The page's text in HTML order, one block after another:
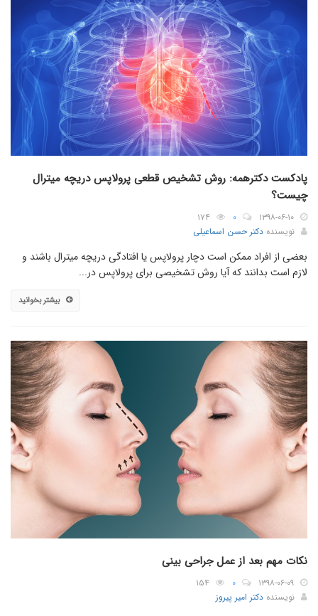
پادکست دکترهمه: روش تشخیص قطعی پرولاپس دریچه میترال
چیست؟
۱۳۹۸-۰۶-۱۰ ۰
۱۷۴
نویسنده دکتر حسن اسماعیلی
بعضی از افراد ممکن است دچار پرولاپس یا افتادگی دریچه میترال باشند و
لازم است بدانند که آیا روش تشخیصی برای پرولاپس در...
بیشتر بخوانید
نکات مهم بعد از عمل جراحی بینی
۱۳۹۸-۰۶-۰۹ ۰
۱۵۴
نویسنده دکتر امیر پیروز